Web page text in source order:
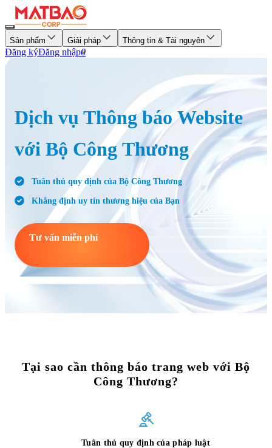
Sản phẩm Giải pháp Thông tin & Tài nguyên
Đăng kýĐăng nhập0
Dịch vụ Thông báo Website
với Bộ Công Thương
Tuân thủ quy định của Bộ Công Thương
Khẳng định uy tín thương hiệu của Bạn
Tư vấn miễn phí
Tại sao cần thông báo trang web với Bộ
Công Thương?
Tuân thủ quy định của pháp luật